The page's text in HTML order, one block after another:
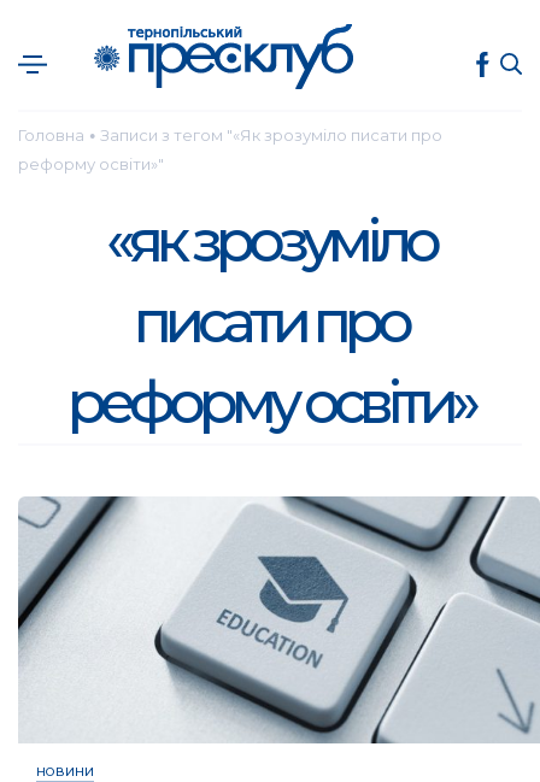
Головна ● Записи з тегом "«Як зрозуміло писати про
реформу освіти»"
«як зрозуміло
писати про
реформу освіти»
НОВИНИ